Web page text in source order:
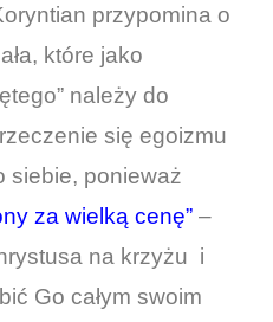
przypomina o
które jako
należy do
się egoizmu
siebie, ponieważ
za wielką cenę” –
na krzyżu i
Go całym swoim